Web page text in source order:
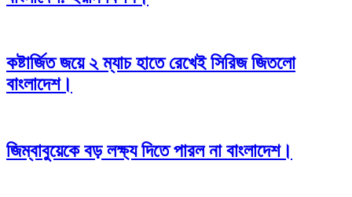
কষ্টার্জিত জয়ে ২ ম্যাচ হাতে রেখেই সিরিজ জিতলো
বাংলাদেশ।
জিম্বাবুয়েকে বড় লক্ষ্য দিতে পারল না বাংলাদেশ।